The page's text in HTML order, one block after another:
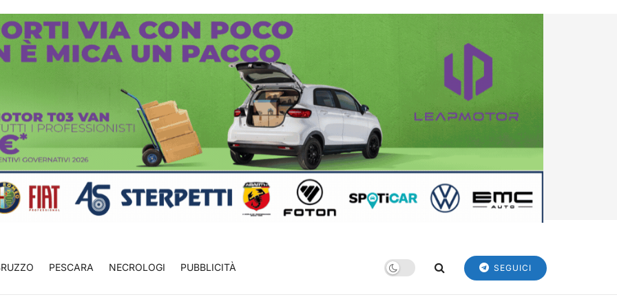
PESCARA NECROLOGI PUBBLICITÀ SEGUICI